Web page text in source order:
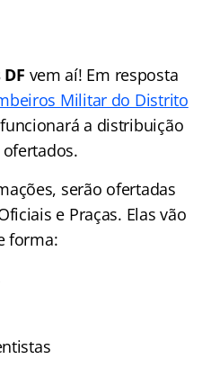
vem aí! Em resposta
Militar do Distrito
a distribuição
serão ofertadas
e Praças. Elas vão
forma: